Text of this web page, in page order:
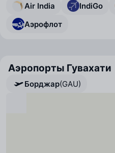
Air India
IndiGo
Аэрофлот
Аэропорты Гувахати
Борджар(GAU)